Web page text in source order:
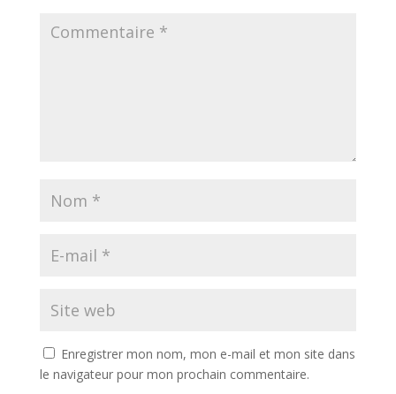
Enregistrer mon nom, mon e-mail et mon site dans
le navigateur pour mon prochain commentaire.